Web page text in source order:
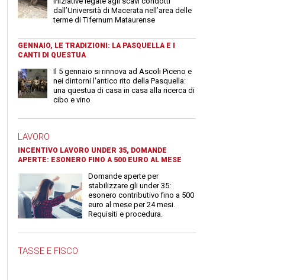
dall’Università di Macerata nell’area delle
terme di Tifernum Mataurense
GENNAIO, LE TRADIZIONI: LA PASQUELLA E I
CANTI DI QUESTUA
Il 5 gennaio si rinnova ad Ascoli Piceno e
nei dintorni l'antico rito della Pasquella:
una questua di casa in casa alla ricerca di
cibo e vino
LAVORO
INCENTIVO LAVORO UNDER 35, DOMANDE
APERTE: ESONERO FINO A 500 EURO AL MESE
Domande aperte per
stabilizzare gli under 35:
esonero contributivo fino a 500
euro al mese per 24 mesi.
Requisiti e procedura.
TASSE E FISCO